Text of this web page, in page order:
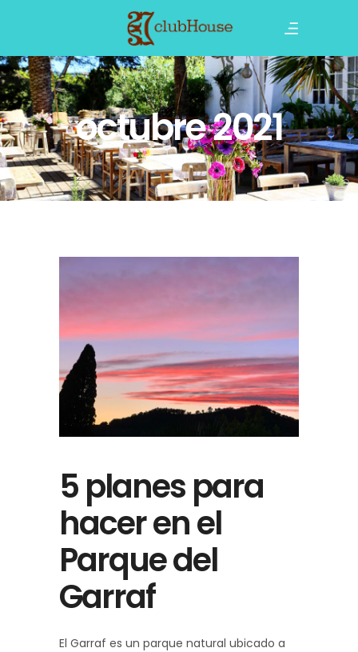
octubre 2021
5 planes para
hacer en el
Parque del
Garraf
El Garraf es un parque natural ubicado a